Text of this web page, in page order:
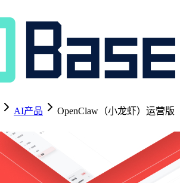
AI产品
OpenClaw（小龙虾）运营版